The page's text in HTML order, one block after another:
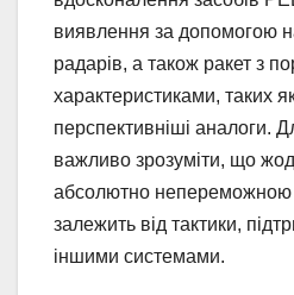
виявлення за допомогою
радарів, а також ракет з
характеристиками, таких
перспективніші аналоги.
важливо зрозуміти, що
абсолютно непереможною
залежить від тактики,
іншими системами.